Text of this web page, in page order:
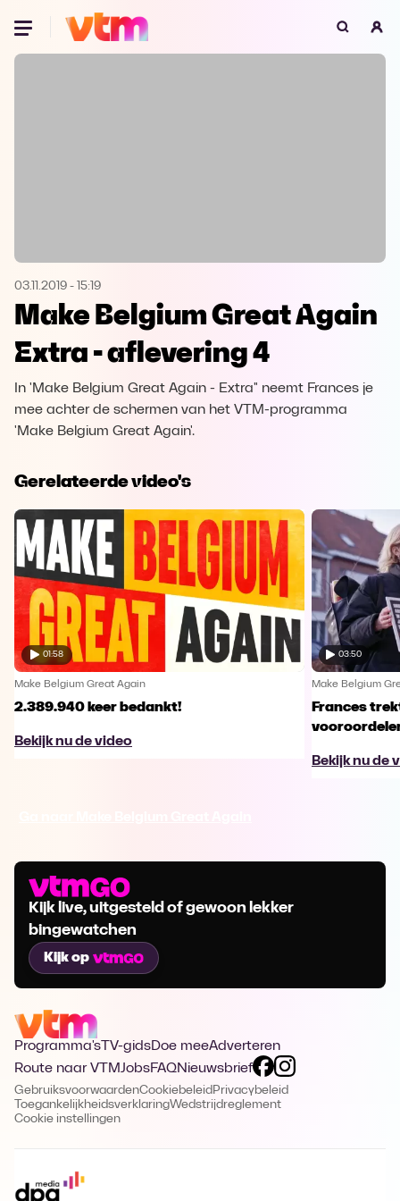
Oeps, browser niet ondersteund
Microsoft Edge Download
Opera
03.11.2019 - 15:19
Make Belgium Great Again
Extra - aflevering 4
In 'Make Belgium Great Again - Extra" neemt Frances je
mee achter de schermen van het VTM-programma
'Make Belgium Great Again'.
Gerelateerde video's
01:58
Make Belgium Great Again
2.389.940 keer bedankt!
Bekijk nu de video
03:50
Make Belgium
Frances
Bekijk nu de
Kijk live, uitgesteld of gewoon lekker
bingewatchen
Kijk op
Programma's TV-gidsDoe meeAdverteren
Route naar VTMJobsFAQNieuwsbrief
GebruiksvoorwaardenCookiebeleid Privacybeleid
ToegankelijkheidsverklaringWedstrijdreglement
Cookie instellingen